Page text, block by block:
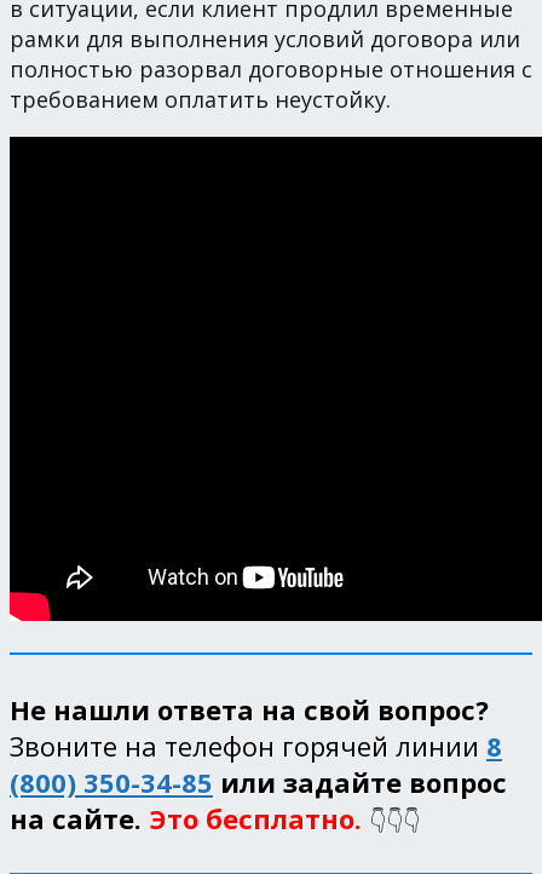
в ситуации, если клиент продлил временные
рамки для выполнения условий договора или
полностью разорвал договорные отношения с
требованием оплатить неустойку.
Не нашли ответа на свой вопрос?
Звоните на телефон горячей линии 8
(800) 350-34-85 или задайте вопрос
на сайте. Это бесплатно. 👇👇👇